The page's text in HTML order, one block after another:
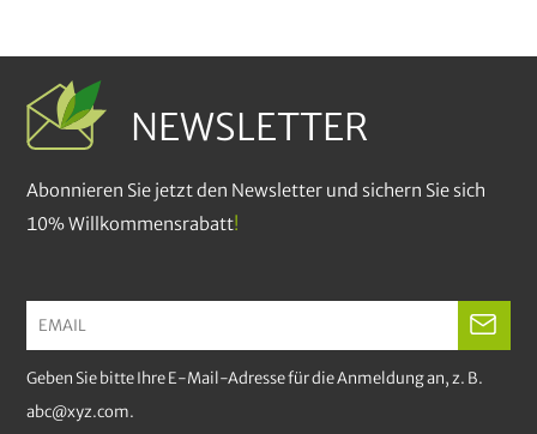
NEWSLETTER
Abonnieren Sie jetzt den Newsletter und sichern Sie sich
10% Willkommensrabatt!
Geben Sie bitte Ihre E-Mail-Adresse für die Anmeldung an, z. B.
abc@xyz.com.